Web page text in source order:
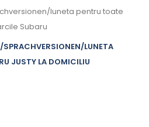
luneta pentru toate
Subaru
LUNETA
JUSTY LA DOMICILIU